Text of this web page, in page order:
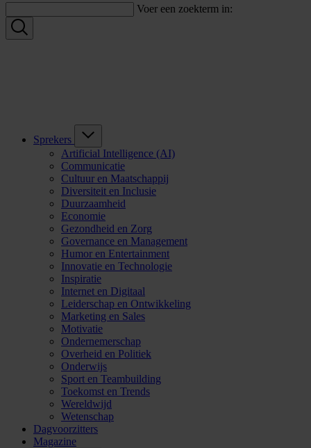
Voer een zoekterm in:
Sprekers
Artificial Intelligence (AI)
Communicatie
Cultuur en Maatschappij
Diversiteit en Inclusie
Duurzaamheid
Economie
Gezondheid en Zorg
Governance en Management
Humor en Entertainment
Innovatie en Technologie
Inspiratie
Internet en Digitaal
Leiderschap en Ontwikkeling
Marketing en Sales
Motivatie
Ondernemerschap
Overheid en Politiek
Onderwijs
Sport en Teambuilding
Toekomst en Trends
Wereldwijd
Wetenschap
Dagvoorzitters
Magazine